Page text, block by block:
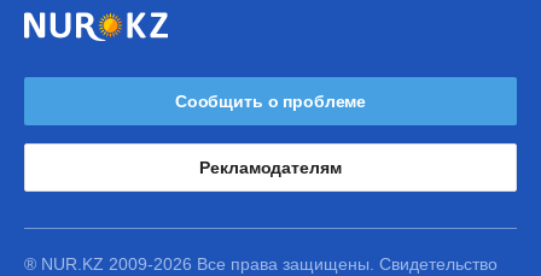
Сообщить о проблеме
Рекламодателям
® NUR.KZ 2009-2026 Все права защищены. Свидетельство